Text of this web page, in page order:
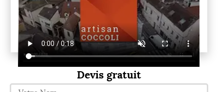
Devis gratuit